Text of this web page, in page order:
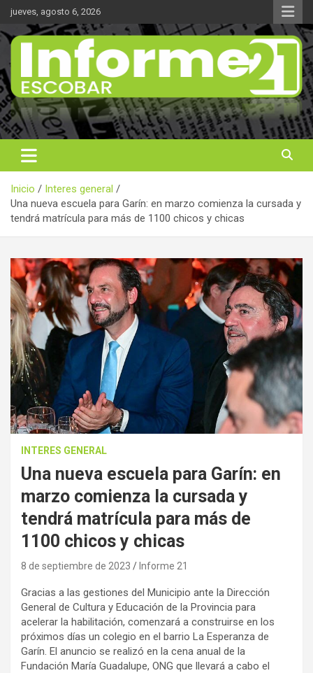
Saltar
contenido
jueves, agosto 6, 2026
Informe 21
Noticas reales
Inicio
Interes general
Una nueva escuela para Garín: en marzo comienza la cursada y
tendrá matrícula para más de 1100 chicos y chicas
INTERES GENERAL
Una nueva escuela para Garín: en
marzo comienza la cursada y
tendrá matrícula para más de
1100 chicos y chicas
8 de septiembre de 2023 Informe 21
Gracias a las gestiones del Municipio ante la Dirección
General de Cultura y Educación de la Provincia para
acelerar la habilitación, comenzará a construirse en los
próximos días un colegio en el barrio La Esperanza de
Garín. El anuncio se realizó en la cena anual de la
Fundación María Guadalupe, ONG que llevará a cabo el